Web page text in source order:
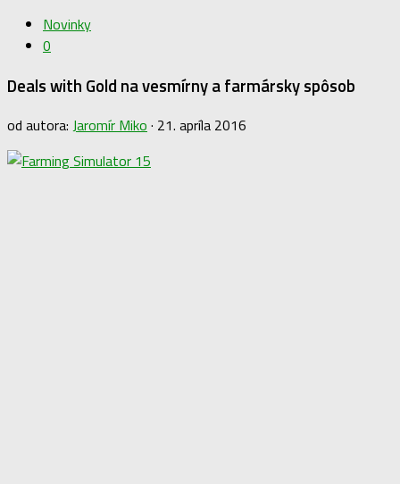
Novinky
0
Deals with Gold na vesmírny a farmársky spôsob
od autora: Jaromír Miko · 21. apríla 2016